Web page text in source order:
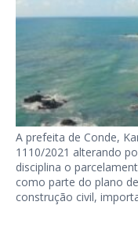
A prefeita de Conde,
1110/2021 alterando
disciplina o
como parte do plano
construção civil,